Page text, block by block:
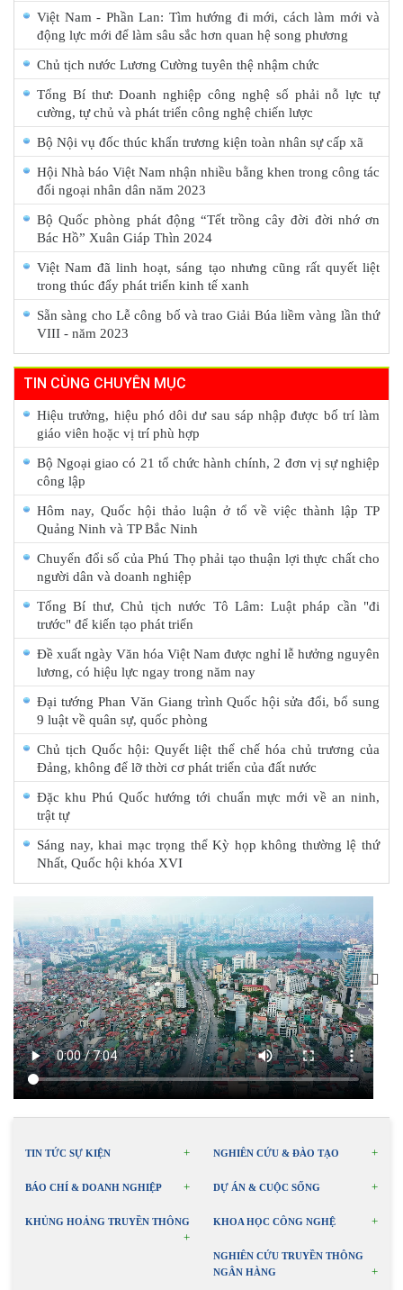
Việt Nam - Phần Lan: Tìm hướng đi mới, cách làm mới và
động lực mới để làm sâu sắc hơn quan hệ song phương
Chủ tịch nước Lương Cường tuyên thệ nhậm chức
Tổng Bí thư: Doanh nghiệp công nghệ số phải nỗ lực tự
cường, tự chủ và phát triển công nghệ chiến lược
Bộ Nội vụ đốc thúc khẩn trương kiện toàn nhân sự cấp xã
Hội Nhà báo Việt Nam nhận nhiều bằng khen trong công tác
đối ngoại nhân dân năm 2023
Bộ Quốc phòng phát động “Tết trồng cây đời đời nhớ ơn
Bác Hồ” Xuân Giáp Thìn 2024
Việt Nam đã linh hoạt, sáng tạo nhưng cũng rất quyết liệt
trong thúc đẩy phát triển kinh tế xanh
Sẵn sàng cho Lễ công bố và trao Giải Búa liềm vàng lần thứ
VIII - năm 2023
TIN CÙNG CHUYÊN MỤC
Hiệu trưởng, hiệu phó dôi dư sau sáp nhập được bố trí làm
giáo viên hoặc vị trí phù hợp
Bộ Ngoại giao có 21 tổ chức hành chính, 2 đơn vị sự nghiệp
công lập
Hôm nay, Quốc hội thảo luận ở tổ về việc thành lập TP
Quảng Ninh và TP Bắc Ninh
Chuyển đổi số của Phú Thọ phải tạo thuận lợi thực chất cho
người dân và doanh nghiệp
Tổng Bí thư, Chủ tịch nước Tô Lâm: Luật pháp cần "đi
trước" để kiến tạo phát triển
Đề xuất ngày Văn hóa Việt Nam được nghỉ lễ hưởng nguyên
lương, có hiệu lực ngay trong năm nay
Đại tướng Phan Văn Giang trình Quốc hội sửa đổi, bổ sung
9 luật về quân sự, quốc phòng
Chủ tịch Quốc hội: Quyết liệt thể chế hóa chủ trương của
Đảng, không để lỡ thời cơ phát triển của đất nước
Đặc khu Phú Quốc hướng tới chuẩn mực mới về an ninh,
trật tự
Sáng nay, khai mạc trọng thể Kỳ họp không thường lệ thứ
Nhất, Quốc hội khóa XVI
TIN TỨC SỰ KIỆN NGHIÊN CỨU & ĐÀO TẠO
BÁO CHÍ & DOANH NGHIỆP DỰ ÁN & CUỘC SỐNG
KHỦNG HOẢNG TRUYỀN THÔNG KHOA HỌC CÔNG NGHỆ
NGHIÊN CỨU TRUYỀN THÔNG
NGÂN HÀNG